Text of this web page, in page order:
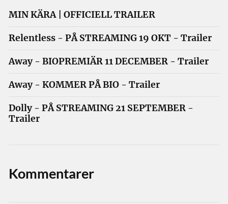
MIN KÄRA | OFFICIELL TRAILER
Relentless - PÅ STREAMING 19 OKT - Trailer
Away - BIOPREMIÄR 11 DECEMBER - Trailer
Away - KOMMER PÅ BIO - Trailer
Dolly - PÅ STREAMING 21 SEPTEMBER -
Trailer
Kommentarer